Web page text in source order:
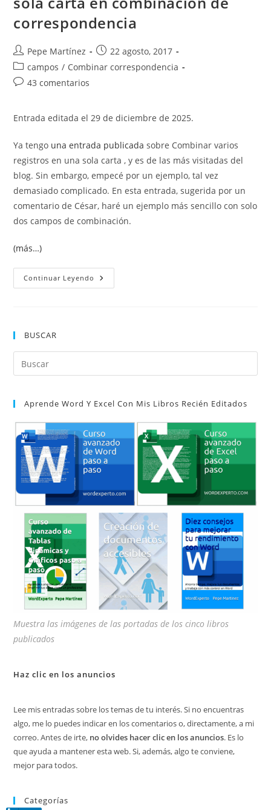
correspondencia
Autor
de
la
entrada:
Pepe Martínez
Publicación
de
22 agosto, 2017
Categoría
de
campos / Combinar correspondencia
Comentarios
entrada:
43 comentarios
Entrada editada el 29 de diciembre de 2025.
Ya tengo una entrada publicada sobre Combinar varios
registros en una sola carta , y es de las más visitadas del
blog. Sin embargo, empecé por un ejemplo, tal vez
demasiado complicado. En esta entrada, sugerida por un
comentario de César, haré un ejemplo más sencillo con solo
dos campos de combinación.
(más…)
Continuar Leyendo Combinar
Varios
De
BUSCAR
Aprende Word Y Excel Con Mis Libros Recién Editados
Muestra las imágenes de las portadas de los cinco libros
publicados
Haz clic en los anuncios
Lee mis entradas sobre los temas de tu interés. Si no encuentras
algo, me lo puedes indicar en los comentarios o, directamente, a mi
correo. Antes de irte, no olvides hacer clic en los anuncios. Es lo
que ayuda a mantener esta web. Si, además, algo te conviene,
mejor para todos.
Categorías